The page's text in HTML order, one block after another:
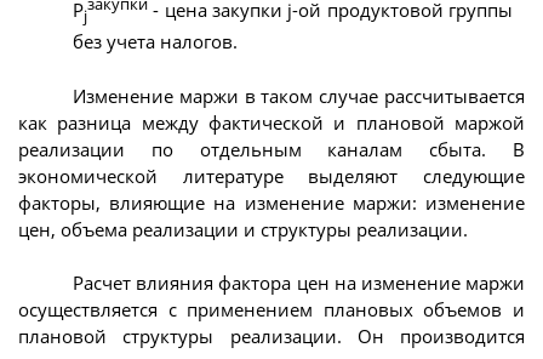
Pj
закупки - цена закупки j-ой продуктовой группы
без учета налогов.
Изменение маржи в таком случае рассчитывается
как разница между фактической и плановой маржой
реализации по отдельным каналам сбыта. В
экономической литературе выделяют следующие
факторы, влияющие на изменение маржи: изменение
цен, объема реализации и структуры реализации.
Расчет влияния фактора цен на изменение маржи
осуществляется с применением плановых объемов и
плановой структуры реализации. Он производится